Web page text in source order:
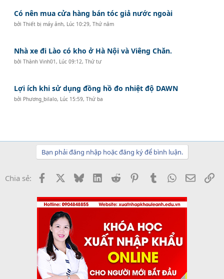
Có nên mua cửa hàng bán tóc giả nước ngoài
bởiThiết bị máy ảnh, Lúc 10:29, Thứ năm
Nhà xe đi Lào có kho ở Hà Nội và Viêng Chăn.
bởiThành Vinh01 , Lúc 09:12, Thứ tư
Lợi ích khi sử dụng đồng hồ đo nhiệt độ DAWN
bởi Phương_bilalo, Lúc 15:59, Thứ ba
Bạn phải đăng nhập hoặc đăng ký để bình luận.
Chia sẻ: Facebook BlueskyLinkedInReddit PinterestTumblrWhatsApp
Email